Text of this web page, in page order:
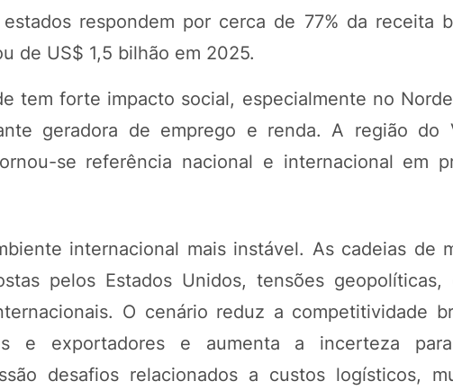
respondem por cerca de 77% da receita
de US$ 1,5 bilhão em 2025.
tem forte impacto social, especialmente no
geradora de emprego e renda. A região do
se referência nacional e internacional em
internacional mais instável. As cadeias de
pelos Estados Unidos, tensões geopolíticas,
O cenário reduz a competitividade
e exportadores e aumenta a incerteza
desafios relacionados a custos logísticos,